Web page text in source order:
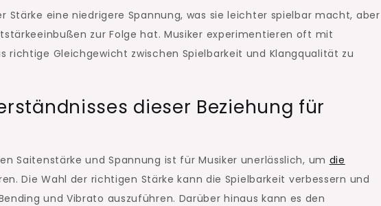
eine niedrigere Spannung, was sie leichter spielbar macht, aber
zur Folge hat. Musiker experimentieren oft mit
richtige Gleichgewicht zwischen Spielbarkeit und Klangqualität zu
dieser Beziehung für
Saitenstärke und Spannung ist für Musiker unerlässlich, um die
Die Wahl der richtigen Stärke kann die Spielbarkeit verbessern und
und Vibrato auszuführen. Darüber hinaus kann es den